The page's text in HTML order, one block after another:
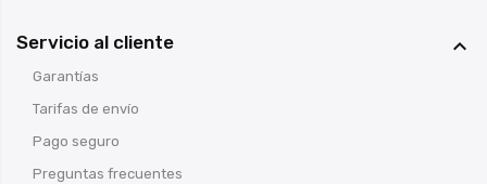
Servicio al cliente 
Garantías
Tarifas de envío
Pago seguro
Preguntas frecuentes